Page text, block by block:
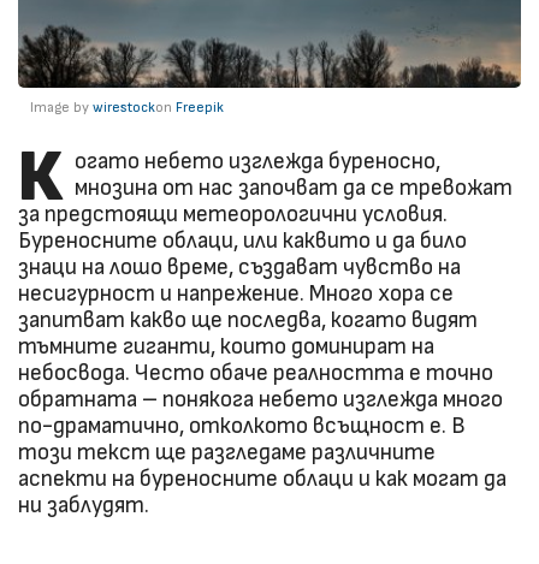
Image by wirestockon Freepik
К огато небето изглежда буреносно,
мнозина от нас започват да се тревожат
за предстоящи метеорологични условия.
Буреносните облаци, или каквито и да било
знаци на лошо време, създават чувство на
несигурност и напрежение. Много хора се
запитват какво ще последва, когато видят
тъмните гиганти, които доминират на
небосвода. Често обаче реалността е точно
обратната – понякога небето изглежда много
по-драматично, отколкото всъщност е. В
този текст ще разгледаме различните
аспекти на буреносните облаци и как могат да
ни заблудят.